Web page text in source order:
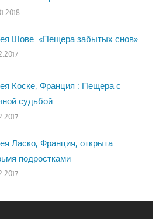
Шове. «Пещера забытых снов»
Коске, Франция : Пещера с
судьбой
Ласко, Франция, открыта
подростками